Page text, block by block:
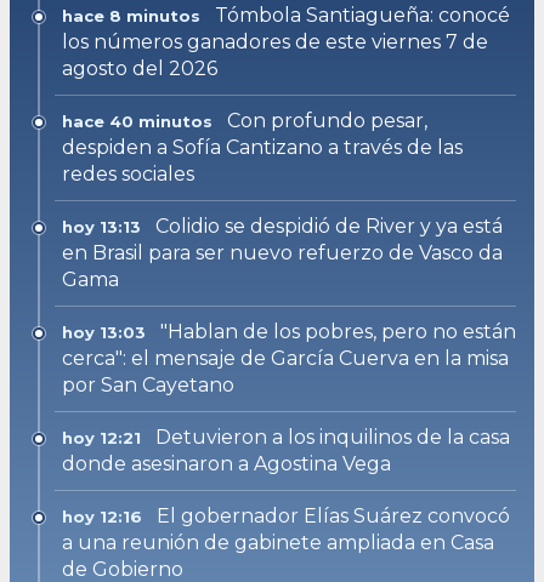
hace 8 minutos
Tómbola Santiagueña: conocé
los números ganadores de este viernes 7 de
agosto del 2026
hace 40 minutos
Con profundo pesar,
despiden a Sofía Cantizano a través de las
redes sociales
hoy 13:13
Colidio se despidió de River y ya está
en Brasil para ser nuevo refuerzo de Vasco da
Gama
hoy 13:03
"Hablan de los pobres, pero no están
cerca": el mensaje de García Cuerva en la misa
por San Cayetano
hoy 12:21
Detuvieron a los inquilinos de la casa
donde asesinaron a Agostina Vega
hoy 12:16
El gobernador Elías Suárez convocó
a una reunión de gabinete ampliada en Casa
de Gobierno